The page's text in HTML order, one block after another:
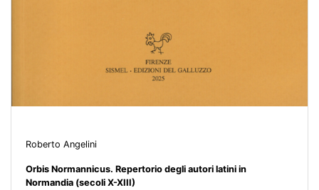
Roberto Angelini
Orbis Normannicus. Repertorio degli autori latini in
Normandia (secoli X-XIII)